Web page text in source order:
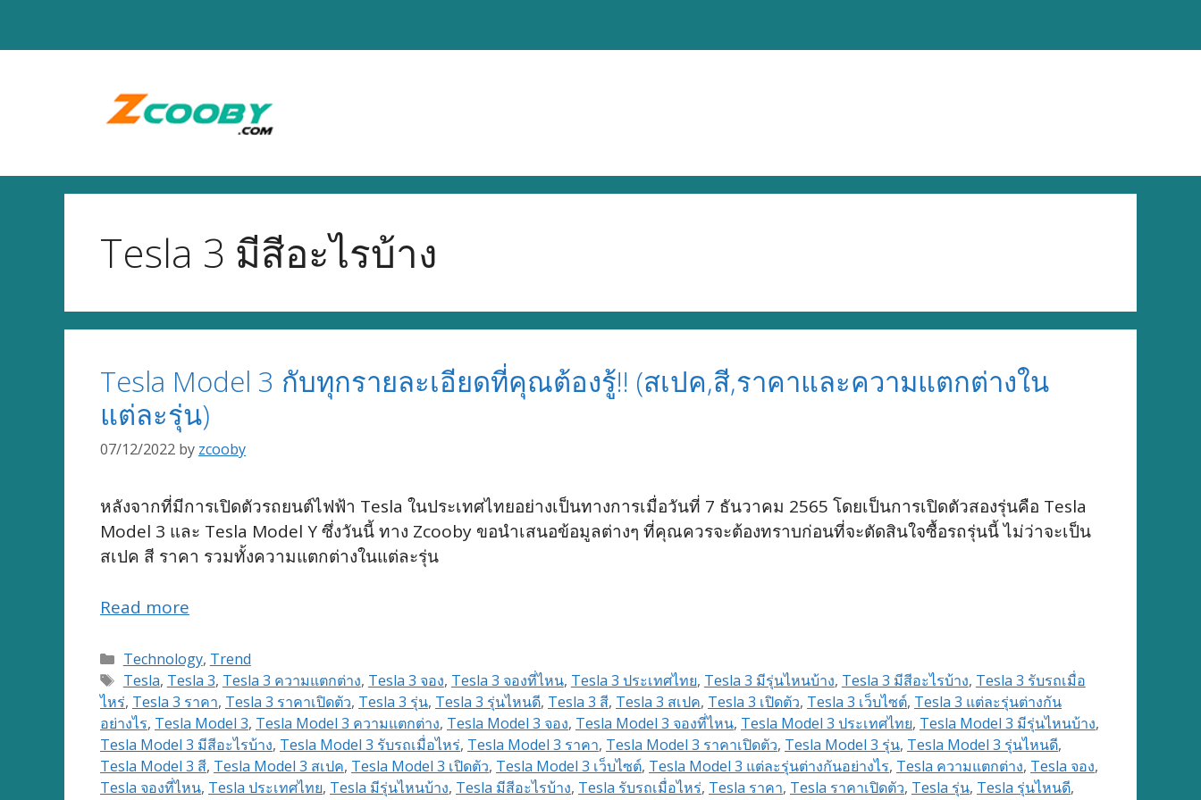
Tesla 3 มีสีอะไรบ้าง
Tesla Model 3 กับทุกรายละเอียดที่คุณต้องรู้!! (สเปค,สี,ราคาและความแตกต่างใน
แต่ละรุ่น)
07/12/2022 by zcooby
หลังจากที่มีการเปิดตัวรถยนต์ไฟฟ้า Tesla ในประเทศไทยอย่างเป็นทางการเมื่อวันที่ 7 ธันวาคม 2565 โดยเป็นการเปิดตัวสองรุ่นคือ Tesla
Model 3 และ Tesla Model Y ซึ่งวันนี้ ทาง Zcooby ขอนำเสนอข้อมูลต่างๆ ที่คุณควรจะต้องทราบก่อนที่จะตัดสินใจซื้อรถรุ่นนี้ ไม่ว่าจะเป็น
สเปค สี ราคา รวมทั้งความแตกต่างในแต่ละรุ่น
Read more
Categories
Technology, Trend
Tags
Tesla, Tesla 3, Tesla 3 ความแตกต่าง, Tesla 3 จอง, Tesla 3 จองที่ไหน, Tesla 3 ประเทศไทย, Tesla 3 มีรุ่นไหนบ้าง, Tesla 3 มีสีอะไรบ้าง, Tesla 3 รับรถเมื่อ
ไหร่, Tesla 3 ราคา, Tesla 3 ราคาเปิดตัว, Tesla 3 รุ่น, Tesla 3 รุ่นไหนดี, Tesla 3 สี, Tesla 3 สเปค, Tesla 3 เปิดตัว, Tesla 3 เว็บไซต์, Tesla 3 แต่ละรุ่นต่างกัน
อย่างไร, Tesla Model 3, Tesla Model 3 ความแตกต่าง, Tesla Model 3 จอง, Tesla Model 3 จองที่ไหน, Tesla Model 3 ประเทศไทย, Tesla Model 3 มีรุ่นไหนบ้าง,
Tesla Model 3 มีสีอะไรบ้าง, Tesla Model 3 รับรถเมื่อไหร่, Tesla Model 3 ราคา, Tesla Model 3 ราคาเปิดตัว, Tesla Model 3 รุ่น, Tesla Model 3 รุ่นไหนดี,
Tesla Model 3 สี, Tesla Model 3 สเปค, Tesla Model 3 เปิดตัว, Tesla Model 3 เว็บไซต์, Tesla Model 3 แต่ละรุ่นต่างกันอย่างไร, Tesla ความแตกต่าง, Tesla จอง,
Tesla จองที่ไหน, Tesla ประเทศไทย, Tesla มีรุ่นไหนบ้าง, Tesla มีสีอะไรบ้าง, Tesla รับรถเมื่อไหร่, Tesla ราคา, Tesla ราคาเปิดตัว, Tesla รุ่น, Tesla รุ่นไหนดี,